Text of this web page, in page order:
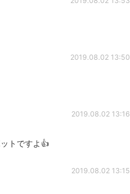
2019.08.02 13:50
2019.08.02 13:16
トですよ👍
2019.08.02 13:15